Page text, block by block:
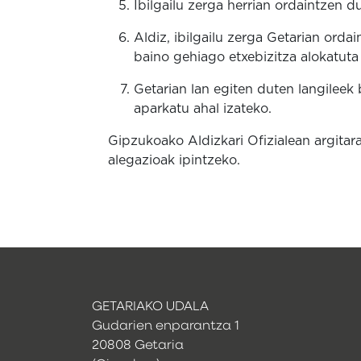
Ibilgailu zerga herrian ordaintzen
Aldiz, ibilgailu zerga Getarian
baino gehiago etxebizitza
Getarian lan egiten duten langileek
aparkatu ahal izateko.
Gipzukoako Aldizkari Ofizialean
alegazioak ipintzeko.
GETARIAKO UDALA
Gudarien enparantza 1
20808 Getaria